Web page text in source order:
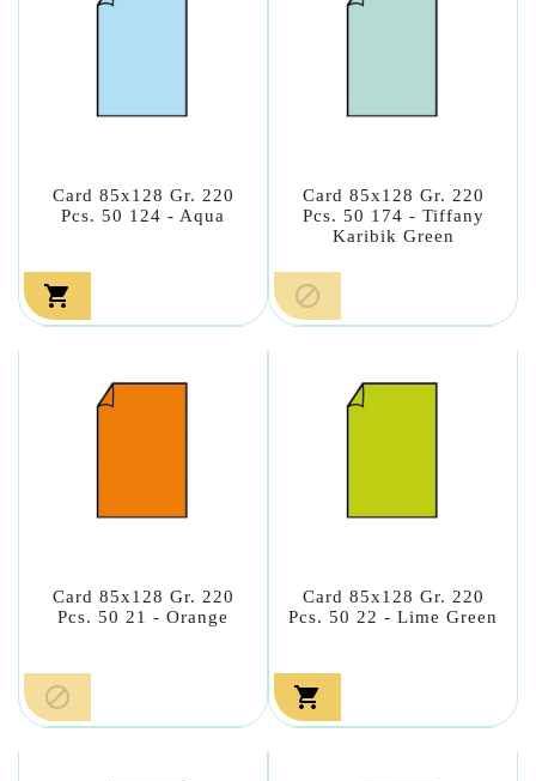
Card 85x128 Gr. 220
Pcs. 50 124 - Aqua

Card 85x128 Gr. 220
Pcs. 50 174 - Tiffany
Karibik Green

Card 85x128 Gr. 220
Pcs. 50 21 - Orange

Card 85x128 Gr. 220
Pcs. 50 22 - Lime Green
